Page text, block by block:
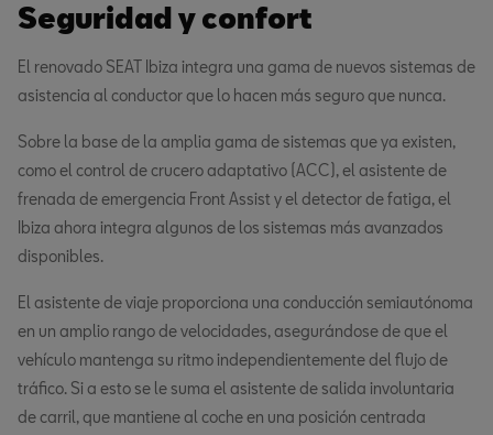
Seguridad y confort
El renovado SEAT Ibiza integra una gama de nuevos sistemas de
asistencia al conductor que lo hacen más seguro que nunca.
Sobre la base de la amplia gama de sistemas que ya existen,
como el control de crucero adaptativo (ACC), el asistente de
frenada de emergencia Front Assist y el detector de fatiga, el
Ibiza ahora integra algunos de los sistemas más avanzados
disponibles.
El asistente de viaje proporciona una conducción semiautónoma
en un amplio rango de velocidades, asegurándose de que el
vehículo mantenga su ritmo independientemente del flujo de
tráfico. Si a esto se le suma el asistente de salida involuntaria
de carril, que mantiene al coche en una posición centrada